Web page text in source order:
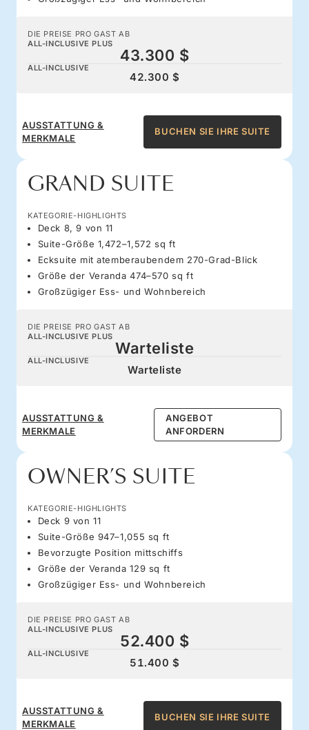
DIE PREISE PRO GAST AB
ALL-INCLUSIVE PLUS
43.300 $
ALL-INCLUSIVE
42.300 $
AUSSTATTUNG &
MERKMALE
BUCHEN SIE IHRE SUITE
GRAND SUITE
KATEGORIE-HIGHLIGHTS
Deck 8, 9 von 11
Suite-Größe 1,472–1,572 sq ft
Ecksuite mit atemberaubendem 270-Grad-Blick
Größe der Veranda 474–570 sq ft
Großzügiger Ess- und Wohnbereich
DIE PREISE PRO GAST AB
ALL-INCLUSIVE PLUS
Warteliste
ALL-INCLUSIVE
Warteliste
AUSSTATTUNG &
MERKMALE
ANGEBOT
ANFORDERN
OWNER’S SUITE
KATEGORIE-HIGHLIGHTS
Deck 9 von 11
Suite-Größe 947–1,055 sq ft
Bevorzugte Position mittschiffs
Größe der Veranda 129 sq ft
Großzügiger Ess- und Wohnbereich
DIE PREISE PRO GAST AB
ALL-INCLUSIVE PLUS
52.400 $
ALL-INCLUSIVE
51.400 $
AUSSTATTUNG &
MERKMALE
BUCHEN SIE IHRE SUITE